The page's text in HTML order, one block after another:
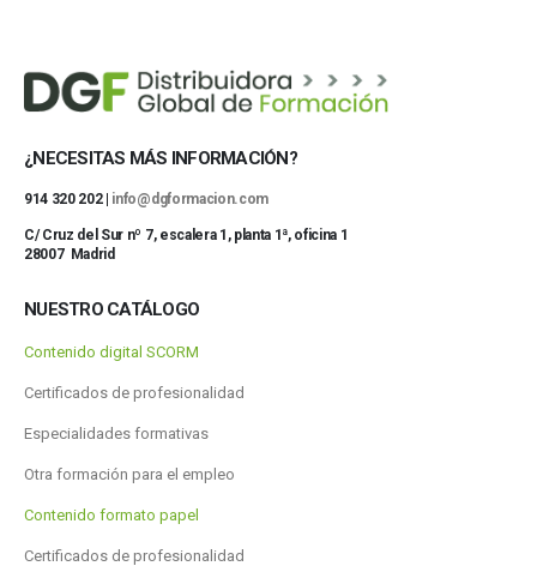
¿NECESITAS MÁS INFORMACIÓN?
914 320 202 | info@dgformacion.com
C/ Cruz del Sur nº 7, escalera 1, planta 1ª, oficina 1
28007 Madrid
NUESTRO CATÁLOGO
Contenido digital SCORM
Certificados de profesionalidad
Especialidades formativas
Otra formación para el empleo
Contenido formato papel
Certificados de profesionalidad